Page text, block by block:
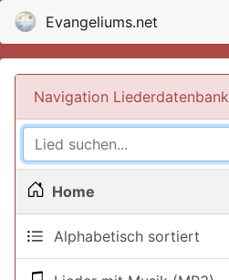
Evangeliums.net
Navigation Liederdatenbank
Home
Alphabetisch sortiert